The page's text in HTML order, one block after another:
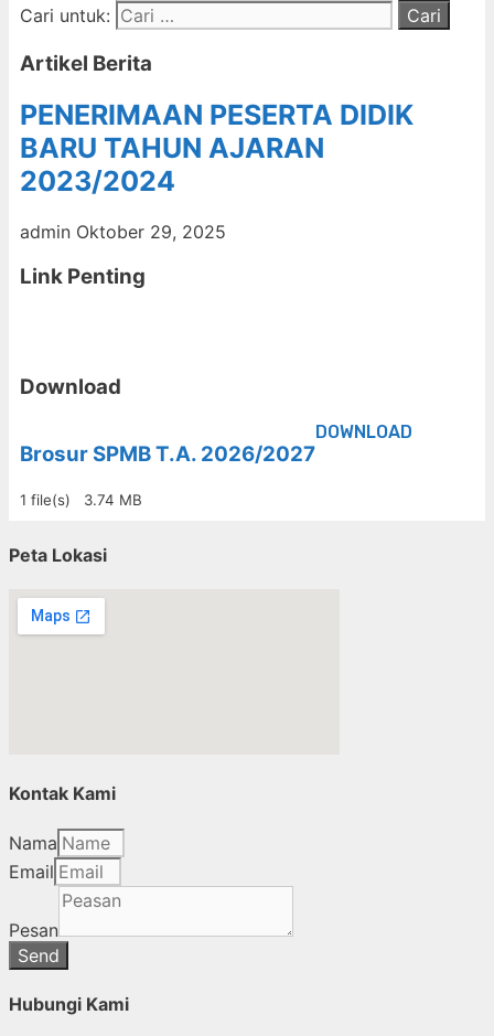
Cari untuk:
Artikel Berita
PENERIMAAN PESERTA DIDIK
BARU TAHUN AJARAN
2023/2024
admin Oktober 29, 2025
Link Penting
Download
Brosur SPMB T.A. 2026/2027
1 file(s) 3.74 MB
DOWNLOAD
Peta Lokasi
Kontak Kami
Nama
Email
Pesan
Send
Hubungi Kami